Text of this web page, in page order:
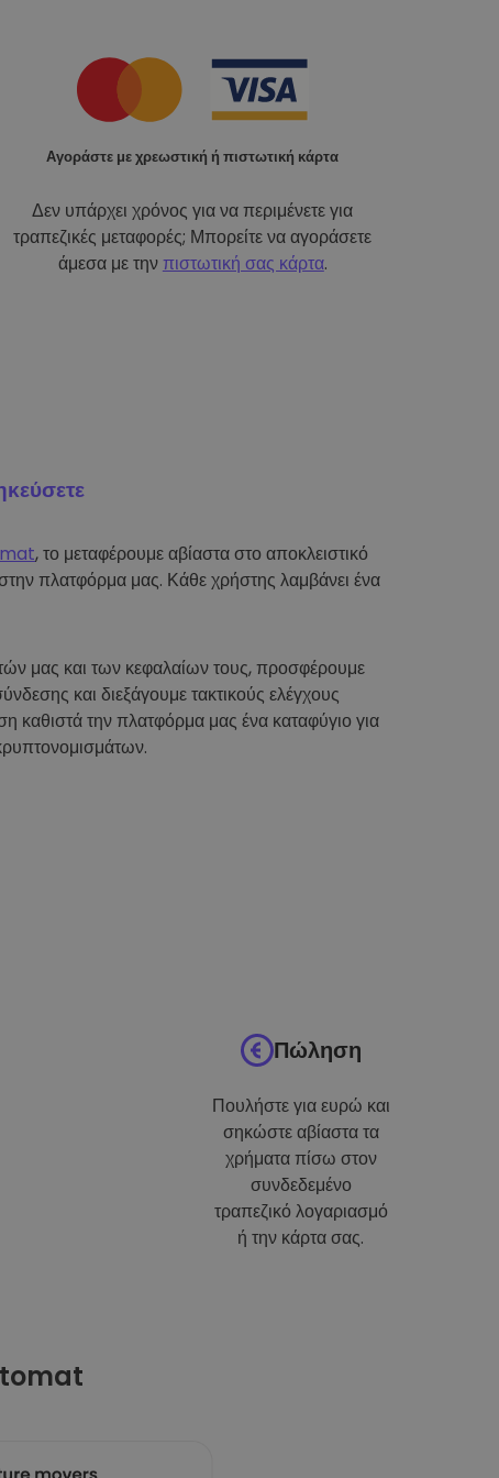
Αγοράστε με χρεωστική ή πιστωτική κάρτα
Δεν υπάρχει χρόνος για να περιμένετε για
τραπεζικές μεταφορές; Μπορείτε να αγοράσετε
άμεσα με τηνπιστωτική σας κάρτα.
, το μεταφέρουμε αβίαστα στο αποκλειστικό
πλατφόρμα μας. Κάθε χρήστης λαμβάνει ένα
μας και των κεφαλαίων τους, προσφέρουμε
και διεξάγουμε τακτικούς ελέγχους
καθιστά την πλατφόρμα μας ένα καταφύγιο για
Πώληση
Πουλήστε για ευρώ και
σηκώστε αβίαστα τα
χρήματα πίσω στον
συνδεδεμένο
τραπεζικό λογαριασμό
ή την κάρτα σας.